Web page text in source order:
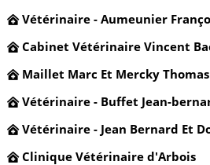
Vétérinaire - Aumeunier
Cabinet Vétérinaire Vincent
Maillet Marc Et Mercky
Vétérinaire - Buffet Jean-
Vétérinaire - Jean Bernard Et
Clinique Vétérinaire d'Arbois